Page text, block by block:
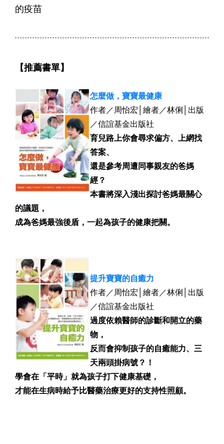
的疫苗
【推薦書單】
怎麼做，寶寶最健康
作者／周怡宏│繪者／林俐│出版
／信誼基金出版社
育兒路上你會尋求偏方、上網找
答案、
還是參考周遭同事親友的爸媽
經？
本書將深入淺出探討爸媽最關心
的議題，
成為爸媽最強後盾，一起為孩子的健康把關。
提升寶寶的自癒力
作者／周怡宏│繪者／林俐│出版
／信誼基金出版社
過度依賴醫師的診斷和開立的藥
物，
反而會抑制孩子的自癒能力、三
天兩頭掛病號？！
學會在「平時」就為孩子打下健康基礎，
才能在生病時給予比醫藥治療更好的支持性照顧。